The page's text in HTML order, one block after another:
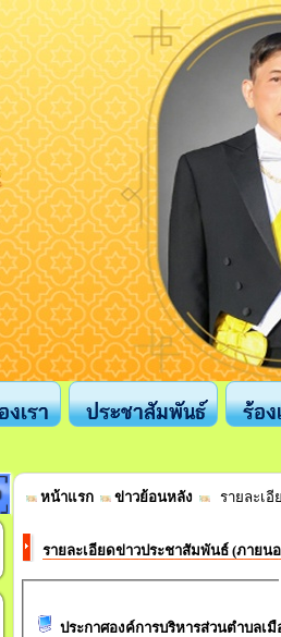
เรา ประชาสัมพันธ์ ร้อ
หน้าแรก ข่าวย้อนหลัง รายละเ
รายละเอียดข่าวประชาสัมพันธ์ (ภายน
ประกาศองค์การบริหารส่วนตำบลเมืองแก เรื่อง รับสมัครบุคคลเพื่อส